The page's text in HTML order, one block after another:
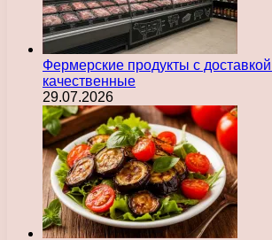
Фермерские продукты с
качественные
29.07.2026